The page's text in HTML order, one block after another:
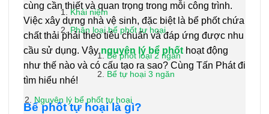
Khái niệm
Phân loại bể phốt tự hoại
Bể phốt loại 2 ngăn
Bể tự hoại 3 ngăn
Nguyên lý bể phốt tự hoại
cùng cần thiết và quan trọng trong mỗi công trình.
Việc xây dựng nhà vệ sinh, đặc biệt là bể phốt chứa
chất thải phải theo tiêu chuẩn và đáp ứng được nhu
cầu sử dụng. Vậynguyên lý bể phốt hoạt động
như thế nào và có cấu tạo ra sao? Cùng Tấn Phát đi
tìm hiểu nhé!
Bể phốt tự hoại là gì?